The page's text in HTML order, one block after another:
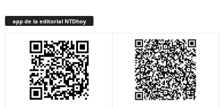
app de la editorial NTDhoy